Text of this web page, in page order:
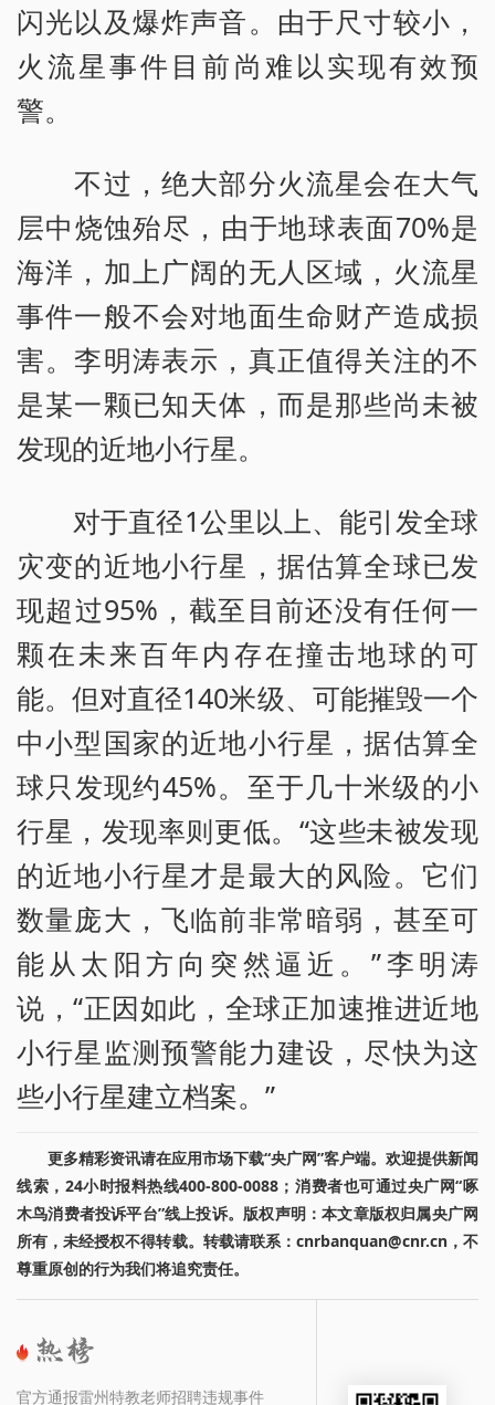
闪光以及爆炸声音。由于尺寸较小，
火流星事件目前尚难以实现有效预
警。
不过，绝大部分火流星会在大气
层中烧蚀殆尽，由于地球表面70%是
海洋，加上广阔的无人区域，火流星
事件一般不会对地面生命财产造成损
害。李明涛表示，真正值得关注的不
是某一颗已知天体，而是那些尚未被
发现的近地小行星。
对于直径1公里以上、能引发全球
灾变的近地小行星，据估算全球已发
现超过95%，截至目前还没有任何一
颗在未来百年内存在撞击地球的可
能。但对直径140米级、可能摧毁一个
中小型国家的近地小行星，据估算全
球只发现约45%。至于几十米级的小
行星，发现率则更低。“这些未被发现
的近地小行星才是最大的风险。它们
数量庞大，飞临前非常暗弱，甚至可
能从太阳方向突然逼近。”李明涛
说，“正因如此，全球正加速推进近地
小行星监测预警能力建设，尽快为这
些小行星建立档案。”
更多精彩资讯请在应用市场下载“央广网”客户端。欢迎提供新闻
线索，24小时报料热线400-800-0088；消费者也可通过央广网“啄
木鸟消费者投诉平台”线上投诉。版权声明：本文章版权归属央广网
所有，未经授权不得转载。转载请联系：cnrbanquan@cnr.cn，不
尊重原创的行为我们将追究责任。
官方通报雷州特教老师招聘违规事件